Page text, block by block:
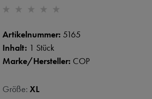
Artikelnummer: 5165
Inhalt: 1 Stück
Marke/Hersteller: COP
Größe: XL